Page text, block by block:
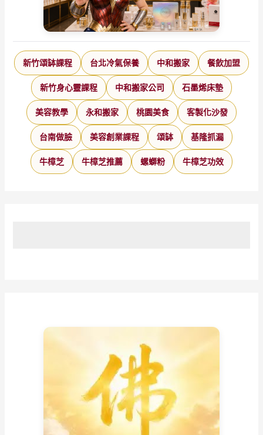
新竹頌缽課程 台北冷氣保養 中和搬家 餐飲加盟
新竹身心靈課程 中和搬家公司 石墨烯床墊
美容教學 永和搬家 桃園美食 客製化沙發
台南做臉 美容創業課程 頌缽 基隆抓漏
牛樟芝 牛樟芝推薦 螺螄粉 牛樟芝功效